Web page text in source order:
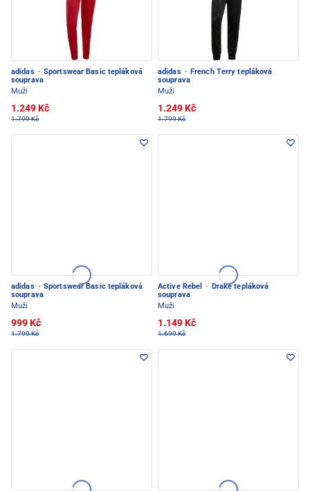
adidas · Sportswear Basic tepláková
souprava
Muži
1.249 Kč
1.799 Kč
adidas · French Terry tepláková
souprava
Muži
1.249 Kč
1.799 Kč
adidas · Sportswear Basic tepláková
souprava
Muži
999 Kč
1.799 Kč
Active Rebel ·
Drake tepláková
souprava
Muži
1.149 Kč
1.699 Kč